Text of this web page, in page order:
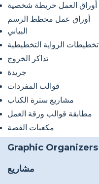
أوراق العمل خريطة شخصية
أوراق عمل مخطط الرسم
البياني
تخطيطات الرواية التخطيطية
تذاكر الخروج
جريدة
قوالب المفردات
مشاريع سترة الكتاب
مطابقة قوالب ورقة العمل
مكعبات القصة
Graphic Organizers
مشاريع